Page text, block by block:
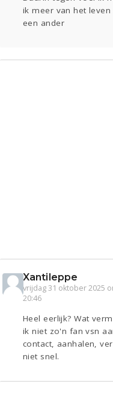
ik meer van het
een ander
Xantileppe
vrijdag 31 oktober 2025
20:46
Heel eerlijk? Wat
ik niet zo'n fan vsn
contact, aanhalen,
niet snel.